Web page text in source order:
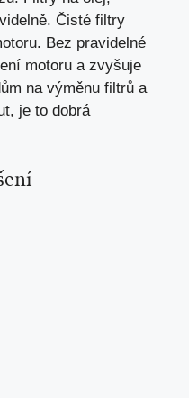
Čisté filtry
Bez pravidelné
motoru a zvyšuje
na výměnu filtrů a
je to dobrá